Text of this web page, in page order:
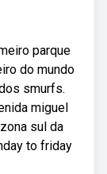
parque
do mundo
smurfs.
miguel
sul da
to friday